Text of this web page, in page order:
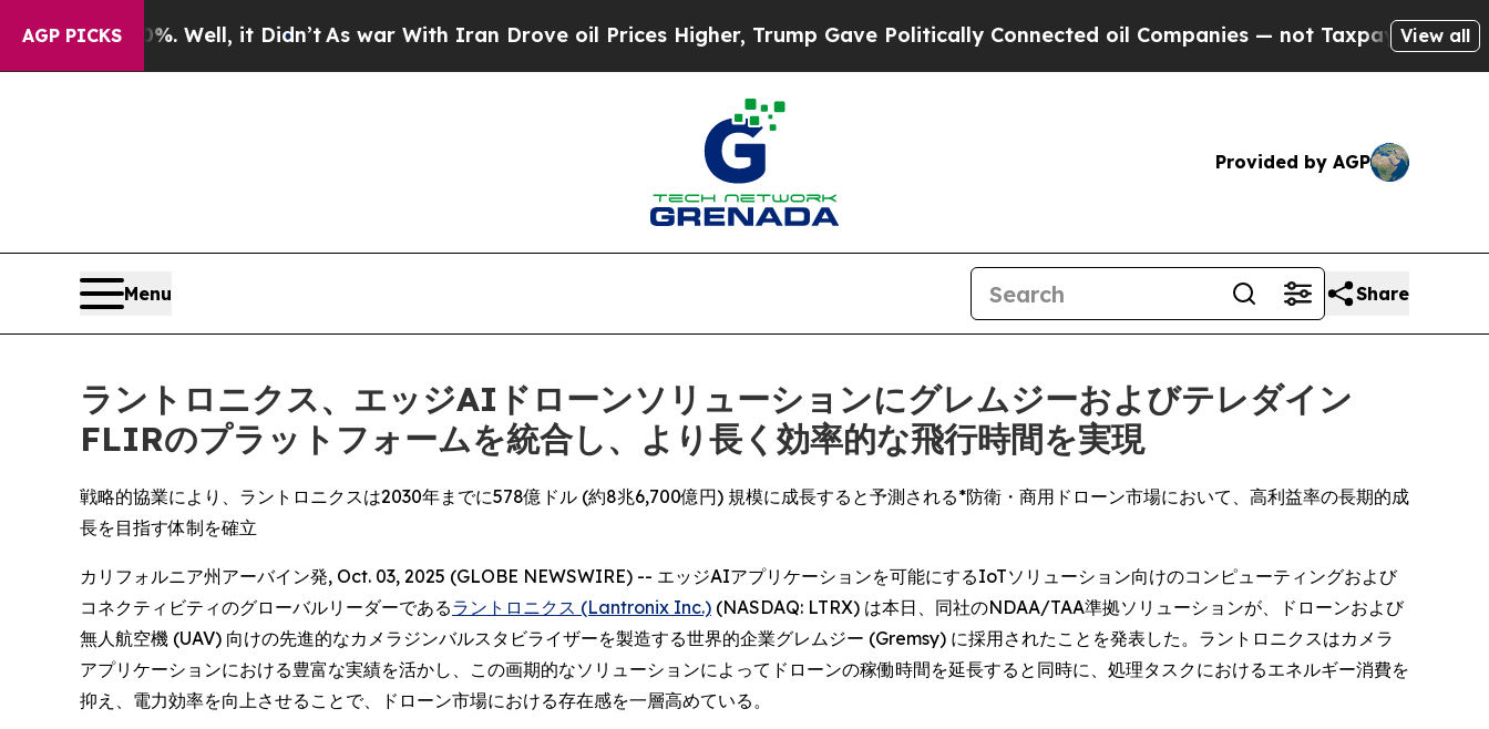
AGP PICKS
Well, it Didn’tAs war With Iran Drove oil Prices Higher, Trump Gave Politically Connected oil Companies — not Taxpayers — the Chance to
View all
Provided by AGP
Menu Share
ラントロニクス、エッジAIドローンソリューションにグレムジーおよびテレダイン
FLIRのプラットフォームを統合し、より長く効率的な飛行時間を実現
戦略的協業により、ラントロニクスは2030年までに578億ドル (約8兆6,700億円) 規模に成長すると予測される*防衛・商用ドローン市場において、高利益率の長期的成
長を目指す体制を確立
カリフォルニア州アーバイン発, Oct. 03, 2025 (GLOBE NEWSWIRE) -- エッジAIアプリケーションを可能にするIoTソリューション向けのコンピューティングおよび
コネクティビティのグローバルリーダーであるラントロニクス (Lantronix Inc.) (NASDAQ: LTRX) は本日、同社のNDAA/TAA準拠ソリューションが、ドローンおよび
無人航空機 (UAV) 向けの先進的なカメラジンバルスタビライザーを製造する世界的企業グレムジー (Gremsy) に採用されたことを発表した。ラントロニクスはカメラ
アプリケーションにおける豊富な実績を活かし、この画期的なソリューションによってドローンの稼働時間を延長すると同時に、処理タスクにおけるエネルギー消費を
抑え、電力効率を向上させることで、ドローン市場における存在感を一層高めている。